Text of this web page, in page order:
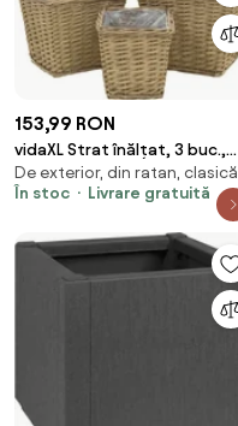
153,99 RON
vidaXL Strat înălțat, 3 buc.,
răchită cu căptușeală PE
De exterior, din ratan, clasică
În stoc
Livrare gratuită